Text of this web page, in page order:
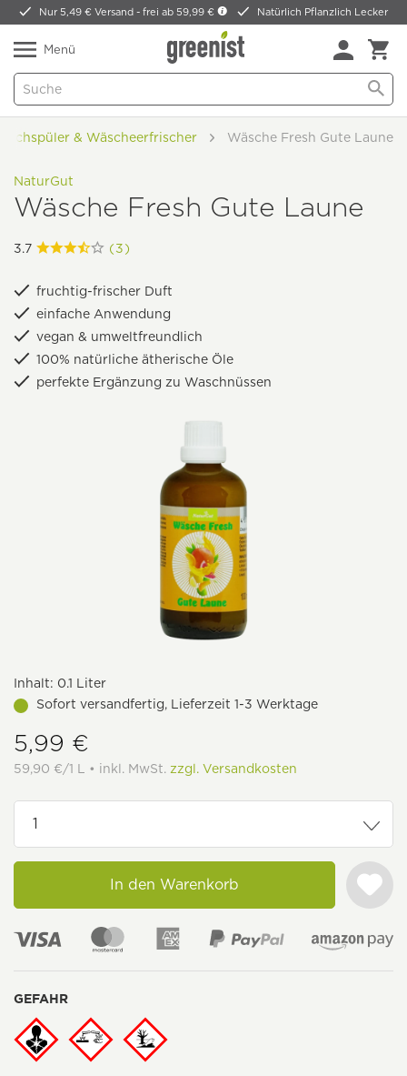
Nur 5,49 € Versand -frei ab 59,99 € Natürlich Pflanzlich Lecker
Menü
& Wäscheerfrischer Wäsche Fresh Gute Laune
NaturGut
Wäsche Fresh Gute Laune
3.7 (3)
fruchtig-frischer Duft
einfache Anwendung
vegan & umweltfreundlich
100% natürliche ätherische Öle
perfekte Ergänzung zu Waschnüssen
Inhalt: 0.1 Liter
Sofort versandfertig, Lieferzeit 1-3 Werktage
5,99 €
59,90 €/1 L • inkl. MwSt. zzgl. Versandkosten
In den Warenkorb
GEFAHR